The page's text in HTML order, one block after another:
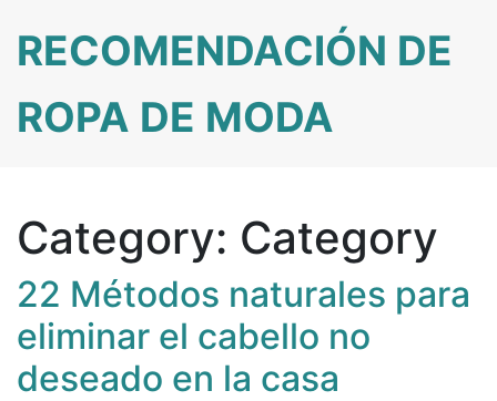
content
RECOMENDACIÓN DE
ROPA DE MODA
Category: Category
22 Métodos naturales para
eliminar el cabello no
deseado en la casa